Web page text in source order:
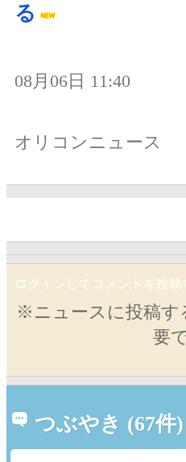
る
08月06日 11:40
オリコンニュース
ログインしてコメントを投稿
※ニュースに投稿す
要
つぶやき (67件)